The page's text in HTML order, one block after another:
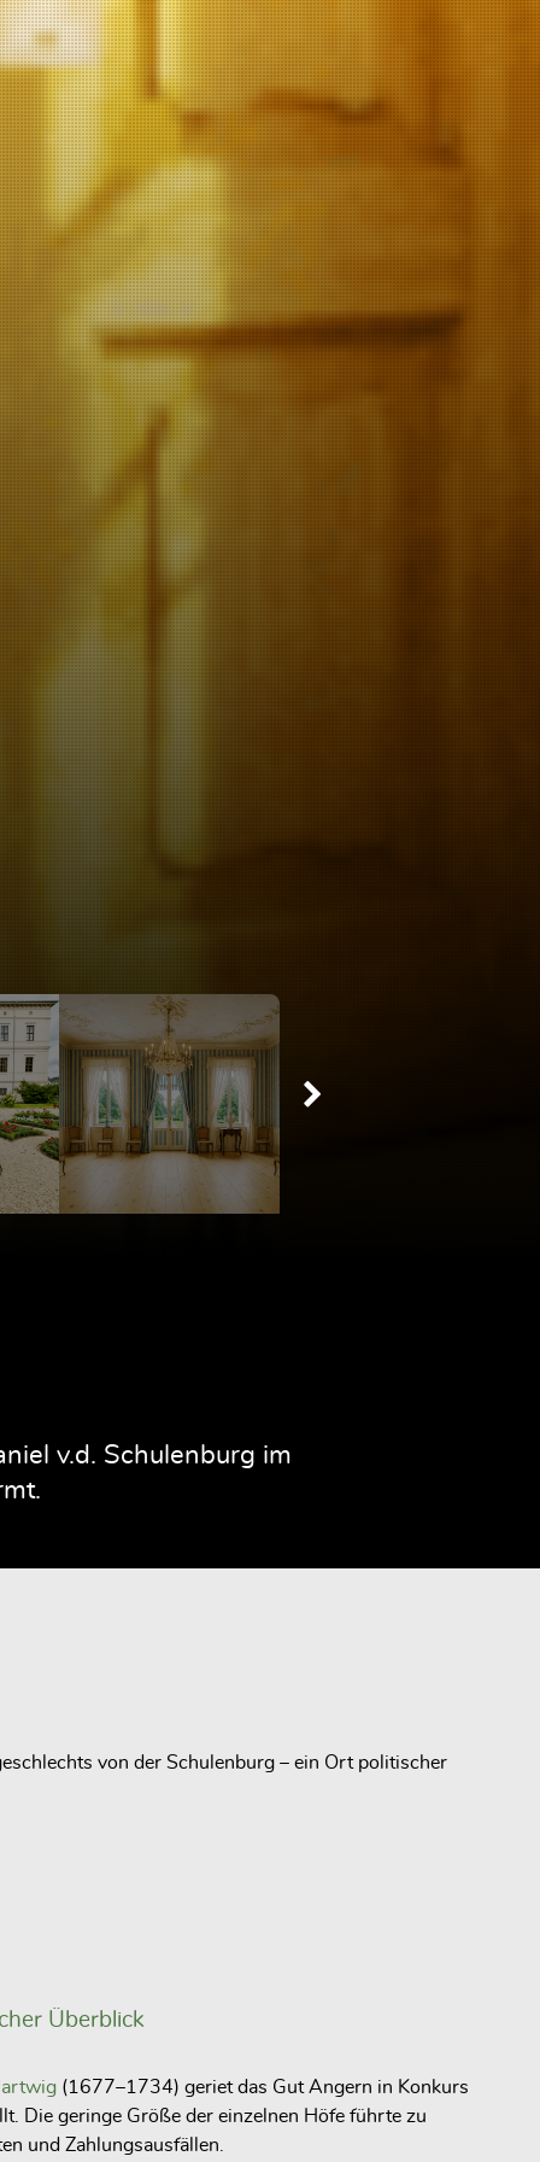
v.d. Schulenburg im
von der Schulenburg – ein Ort politischer
Überblick
(1677–1734) geriet das Gut Angern in Konkurs
Die geringe Größe der einzelnen Höfe führte zu
und Zahlungsausfällen.